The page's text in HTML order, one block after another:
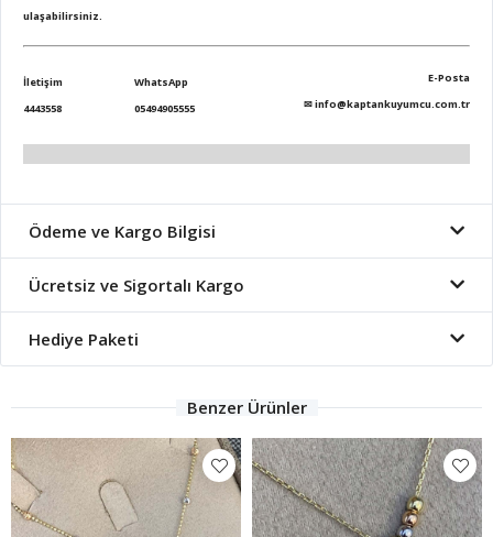
ulaşabilirsiniz.
İletişim
4443558
WhatsApp
05494905555
E-Posta
✉info@kaptankuyumcu.com.tr
Ödeme ve Kargo Bilgisi
Ücretsiz ve Sigortalı Kargo
Hediye Paketi
Benzer Ürünler